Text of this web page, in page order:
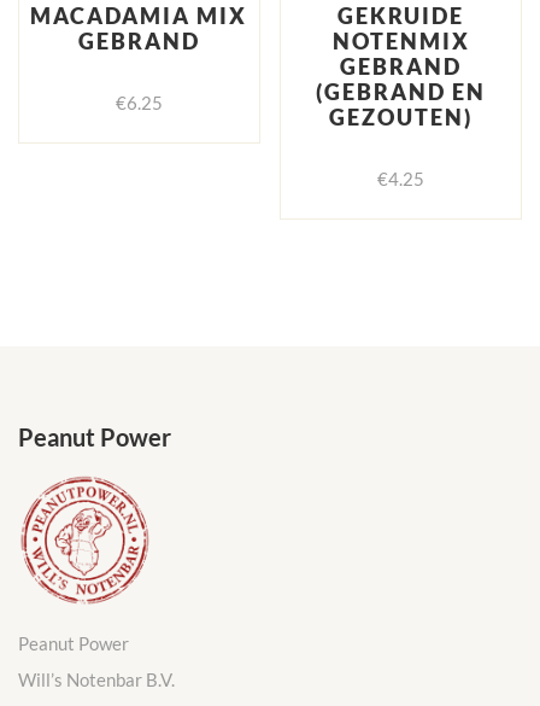
MACADAMIA MIX
GEBRAND
€6.25
GEKRUIDE
NOTENMIX
GEBRAND
(GEBRAND EN
GEZOUTEN)
€4.25
Peanut Power
Peanut Power
Will’s Notenbar B.V.